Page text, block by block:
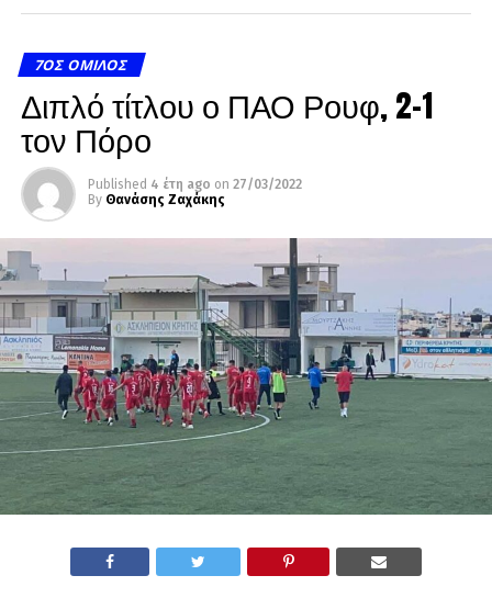
7ΟΣ ΌΜΙΛΟΣ
Διπλό τίτλου ο ΠΑΟ Ρουφ, 2-1
τον Πόρο
Published 4 έτη ago on 27/03/2022
By Θανάσης Ζαχάκης